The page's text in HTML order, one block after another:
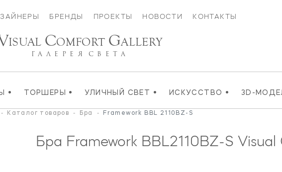
БРЕНДЫ ПРОЕКТЫ НОВОСТИ КОНТАКТЫ
• ТОРШЕРЫ • УЛИЧНЫЙ СВЕТ • ИСКУССТВО • 3D-
ISUAL COMFORT GALLERY
ГАЛЕРЕЯ СВЕТА
- Каталог товаров - Бра - Framework BBL 2110BZ-S
Бра Framework BBL2110BZ-S Visual